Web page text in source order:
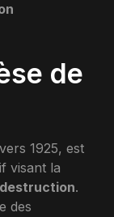
de
1925, est
visant la
.
des